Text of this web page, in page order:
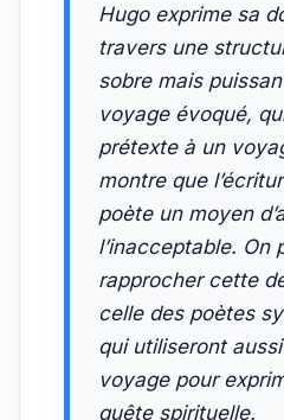
Hugo exprime sa
travers une
sobre mais
voyage évoqué,
prétexte à un
montre que
poète un moyen
l’inacceptable. On
rapprocher cette
celle des poètes
qui utiliseront aussi
voyage pour
quête spirituelle.